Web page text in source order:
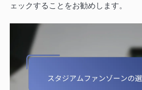
ェックすることをお勧めします。